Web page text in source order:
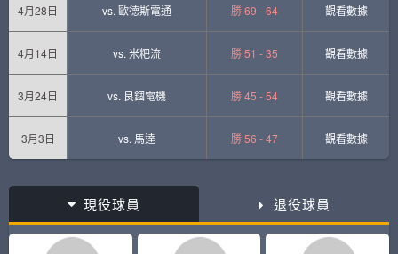
4月28日 vs. 歐德斯電通 勝 69 - 64 觀看數據
4月14日 vs. 米粑流 勝 51 - 35 觀看數據
3月24日 vs. 良錮電機 勝 45 - 54 觀看數據
3月3日 vs. 馬達 勝 56 - 47 觀看數據
現役球員 退役球員